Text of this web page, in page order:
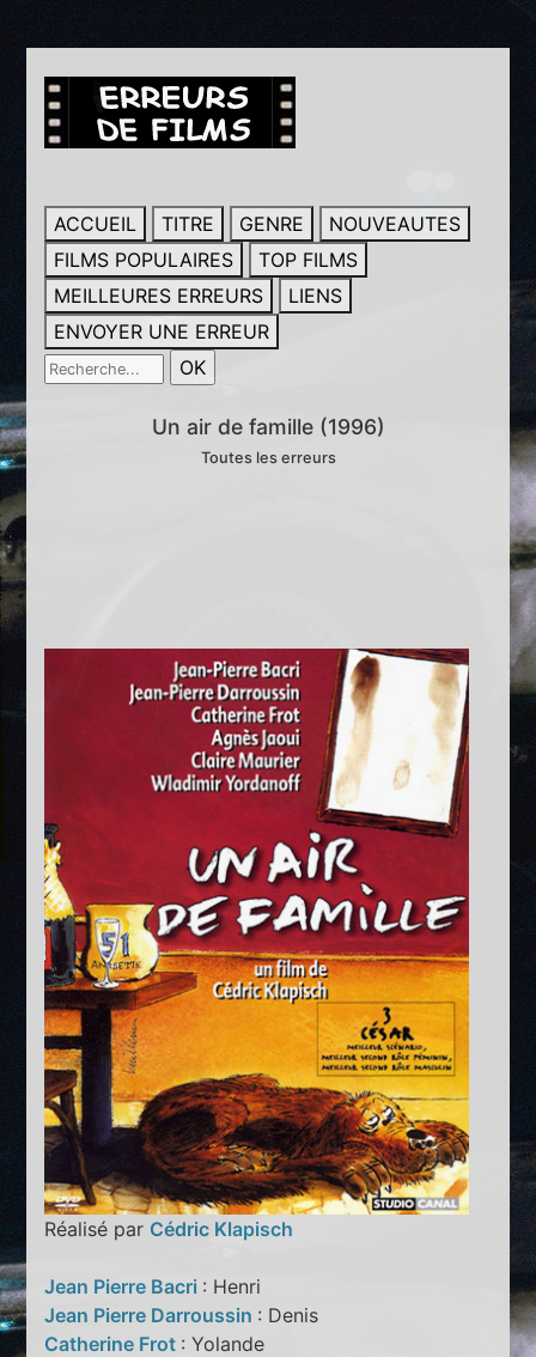
ACCUEIL TITRE GENRE
NOUVEAUTES
FILMS POPULAIRES
TOP FILMS
MEILLEURES ERREURS
LIENS
ENVOYER UNE ERREUR
Un air de famille (1996)
Toutes les erreurs
Réalisé par Cédric Klapisch
Jean Pierre Bacri : Henri
Jean Pierre Darroussin : Denis
Catherine Frot : Yolande